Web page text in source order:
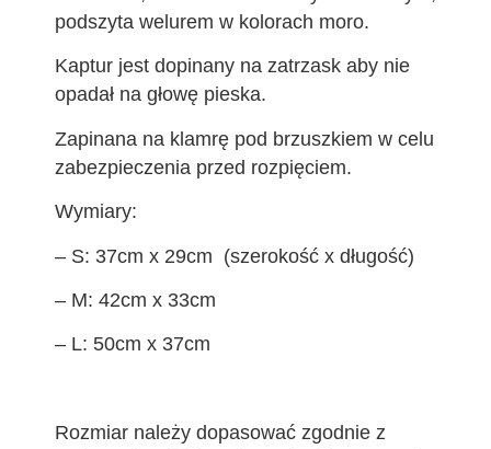
podszyta welurem w kolorach moro.
Kaptur jest dopinany na zatrzask aby nie
opadał na głowę pieska.
Zapinana na klamrę pod brzuszkiem w celu
zabezpieczenia przed rozpięciem.
Wymiary:
– S: 37cm x 29cm (szerokość x długość)
– M: 42cm x 33cm
– L: 50cm x 37cm
Rozmiar należy dopasować zgodnie z